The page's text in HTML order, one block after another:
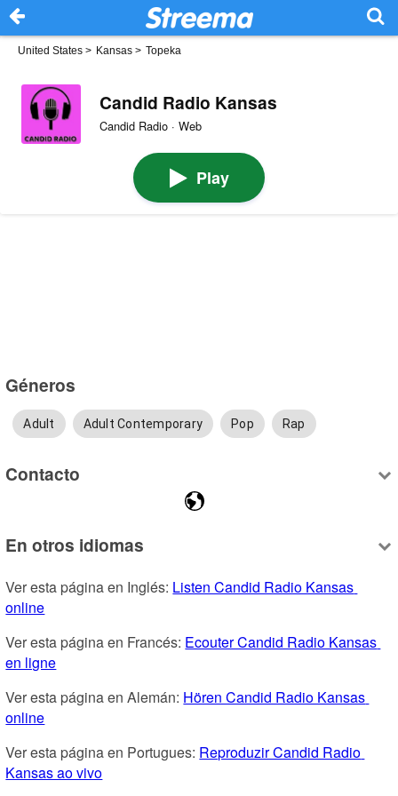
United States > Kansas > Topeka
Candid Radio Kansas
Candid Radio · Web
Play
Géneros
Adult Adult Contemporary Pop Rap
Contacto
En otros idiomas
Ver esta página en Inglés: Listen Candid Radio Kansas
online
Ver esta página en Francés: Ecouter Candid Radio Kansas
en ligne
Ver esta página en Alemán: Hören Candid Radio Kansas
online
Ver esta página en Portugues: Reproduzir Candid Radio
Kansas ao vivo